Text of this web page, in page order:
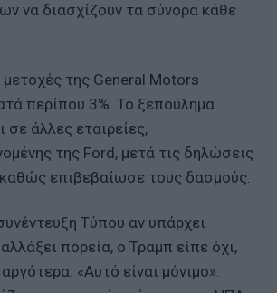
να διασχίζουν τα σύνορα κάθε
μετοχές της General Motors
περίπου 3%. Το ξεπούλημα
σε άλλες εταιρείες,
της Ford, μετά τις δηλώσεις
επιβεβαίωσε τους δασμούς.
Τύπου αν υπάρχει
πορεία, ο Τραμπ είπε όχι,
«Αυτό είναι μόνιμο».